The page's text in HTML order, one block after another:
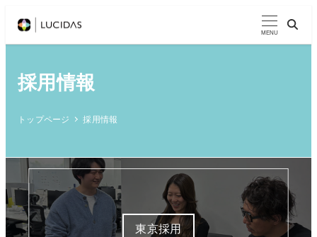
移
動
MENU
採用情報
トップページ 採用情報
東京採用